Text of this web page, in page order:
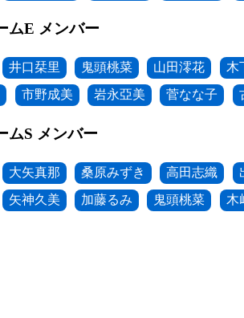
ムE メンバー
井口栞里 鬼頭桃菜 山田澪花 木
市野成美 岩永亞美 菅なな子
ムS メンバー
大矢真那 桑原みずき 高田志織
矢神久美 加藤るみ 鬼頭桃菜 木